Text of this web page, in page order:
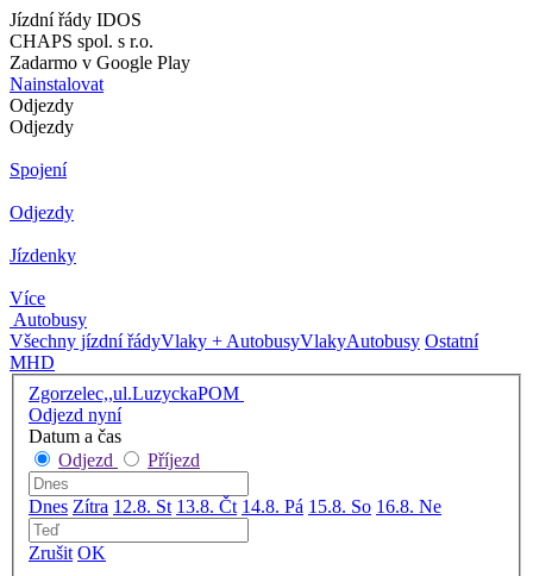
Jízdní řády IDOS
CHAPS spol. s r.o.
Zadarmo v Google Play
Nainstalovat
Odjezdy
Odjezdy
Spojení
Odjezdy
Jízdenky
Více
Autobusy
Všechny jízdní řádyVlaky + AutobusyVlakyAutobusy Ostatní
MHD
Zgorzelec,,ul.LuzyckaPOM
Odjezd nyní
Datum a čas
Odjezd
Příjezd
Dnes Zítra 12.8. St 13.8. Čt 14.8. Pá 15.8. So 16.8. Ne
Zrušit OK